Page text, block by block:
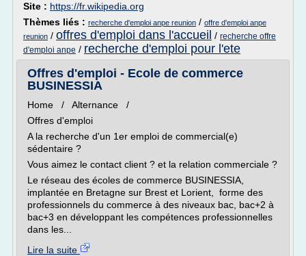
Site : https://fr.wikipedia.org
Thèmes liés : recherche d'emploi anpe reunion / offre d'emploi anpe
reunion / offres d'emploi dans l'accueil / recherche offre
d'emploi anpe / recherche d'emploi pour l'ete
Offres d'emploi - Ecole de commerce
BUSINESSIA
Home / Alternance /
Offres d'emploi
A la recherche d'un 1er emploi de commercial(e)
sédentaire ?
Vous aimez le contact client ? et la relation commerciale ?
Le réseau des écoles de commerce BUSINESSIA,
implantée en Bretagne sur Brest et Lorient, forme des
professionnels du commerce à des niveaux bac, bac+2 à
bac+3 en développant les compétences professionnelles
dans les...
Lire la suite